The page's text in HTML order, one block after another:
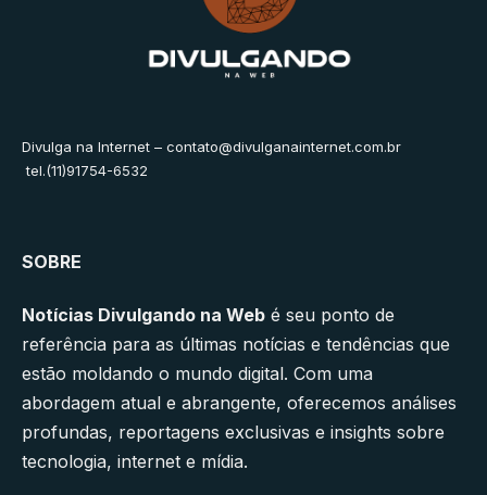
Divulga na Internet – contato@divulganainternet.com.br
tel.(11)91754-6532
SOBRE
Notícias Divulgando na Web é seu ponto de
referência para as últimas notícias e tendências que
estão moldando o mundo digital. Com uma
abordagem atual e abrangente, oferecemos análises
profundas, reportagens exclusivas e insights sobre
tecnologia, internet e mídia.